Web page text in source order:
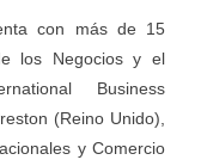
con más de 15
los Negocios y el
Business
(Reino Unido),
y Comercio